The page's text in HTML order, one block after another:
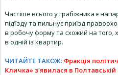
Частіше всього у грабіжника є
під’їзду та пильнує приїзд
в робочу форму та схожий на того,
в одній із квартир.
ЧИТАЙТЕ ТАКОЖ: Фракція
Кличка» з'явилася в Полтавській